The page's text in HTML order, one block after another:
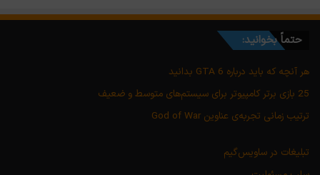
حتماً بخوانید:
هر آنچه که باید درباره GTA 6 بدانید
25 بازی برتر کامپیوتر برای سیستم‌های متوسط و ضعیف
ترتیب زمانی تجربه‌ی عناوین God of War
تبلیغات در ساویس‌گیم